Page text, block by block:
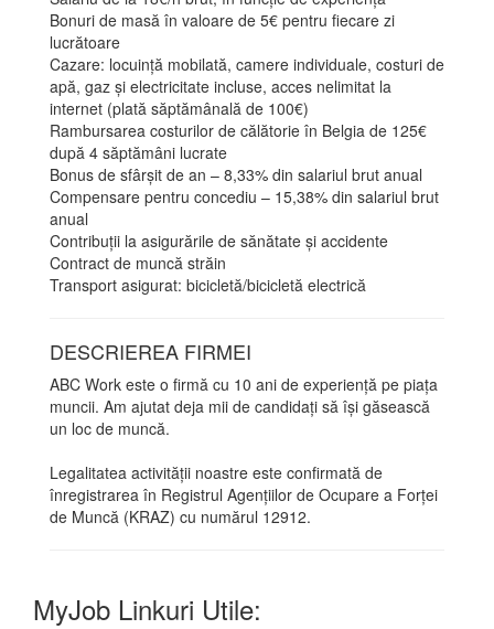
Bonuri de masă în valoare de 5€ pentru fiecare zi
lucrătoare
Cazare: locuință mobilată, camere individuale, costuri de
apă, gaz și electricitate incluse, acces nelimitat la
internet (plată săptămânală de 100€)
Rambursarea costurilor de călătorie în Belgia de 125€
după 4 săptămâni lucrate
Bonus de sfârșit de an – 8,33% din salariul brut anual
Compensare pentru concediu – 15,38% din salariul brut
anual
Contribuții la asigurările de sănătate și accidente
Contract de muncă străin
Transport asigurat: bicicletă/bicicletă electrică
DESCRIEREA FIRMEI
ABC Work este o firmă cu 10 ani de experiență pe piața
muncii. Am ajutat deja mii de candidați să își găsească
un loc de muncă.
Legalitatea activității noastre este confirmată de
înregistrarea în Registrul Agențiilor de Ocupare a Forței
de Muncă (KRAZ) cu numărul 12912.
MyJob Linkuri Utile: